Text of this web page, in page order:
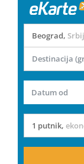
Beograd,
Destinacija
Datum od
1 putnik,